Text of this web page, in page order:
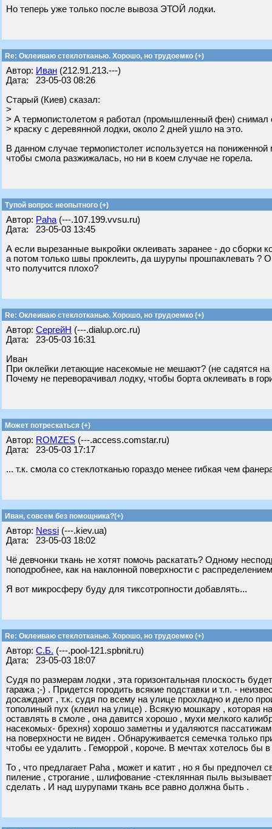
Но теперь уже только после вывоза ЭТОЙ лодки.
Re: Оклеиваю стеклотканью. Хорошо, но трудоемко (+)
Автор: Иван (212.91.213.---)
Дата: 23-05-03 08:26
Старый (Киев) сказал:
>
> А термопистолетом я работал (промышленный фен) снимал
> краску с деревянной лодки, около 2 дней ушло на это.
В данном случае термопистолет используется на
чтобы смола разжижалась, но ни в коем случае не горела.
Тупой вопрос неопытного (+)
Автор: Paha (---.107.199.vvsu.ru)
Дата: 23-05-03 13:45
А если вырезанные выкройки оклеивать заранее - до сборки
а потом только швы проклеить, да шурупы прошпаклевать ?
что получится плохо?
Re: Оклеиваю стеклотканью. Хорошо, но трудоемко (+)
Автор: СергейН (---.dialup.orc.ru)
Дата: 23-05-03 16:31
Иван
При оклейки летающие насекомые не мешают? (не садятся
Почему не переворачивал лодку, чтобы борта оклеивать в
Может потрескаться (+)
Автор: ROMZES (---.access.comstar.ru)
Дата: 23-05-03 17:17
... т.к. смола со стеклотканью гораздо менее гибкая чем
Иван, совсем без помощника?(+)
Автор: Nessi (---.kiev.ua)
Дата: 23-05-03 18:02
Чё девчонки ткань не хотят помочь раскатать? Одному
поподробнее, как на наклонной поверхности с
Я вот микросферу буду для тиксотропности добавлять...
Re: Оклеиваю стеклотканью. Хорошо, но трудоемко (+)
Автор: С.Б. (---.pool-121.spbnit.ru)
Дата: 23-05-03 18:07
Судя по размерам лодки , эта горизонтальная плоскость
гаража ;-) . Придется городить всякие подставки и т.п. -
досаждают , т.к. судя по всему на улице прохладно и дело
тополиный пух (клеил на улице) . Всякую мошкару , которая
оставлять в смоле , она давится хорошо , мухи мелкого
насекомых- брехня) хорошо заметны и удаляются
на поверхности не виден . Обнаруживается семечка только
чтобы ее удалить . Геморрой , короче. В мечтах хотелось
То , что предлагает Paha , может и катит , но я бы предпочел
пиление , строгание , шлифование -стеклянная пыль
сделать . И над шурупами ткань все равно должна быть .